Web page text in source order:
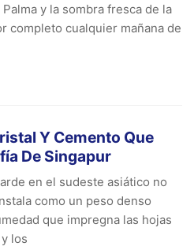
y la sombra fresca de la
completo cualquier mañana de
Y Cemento Que
De Singapur
en el sudeste asiático no
como un peso denso
que impregna las hojas
los